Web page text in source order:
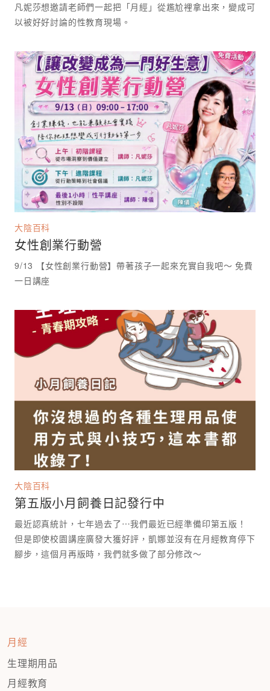
凡妮莎想邀請老師們一起把「月經」從尷尬裡拿出來，變成可
大陰百科
女性創業行動營
9/13 【女性創業行動營】帶著孩子一起來充實自我吧～ 免費
大陰百科
第五版小月飼養日記發行中
最近認真統計，七年過去了⋯我們最近已經準備印第五版！
但是即使校園講座廣發大獲好評，凱娜並沒有在月經教育停下
腳步，這個月再版時，我們就多做了部分修改～
月經
生理期用品
月經教育